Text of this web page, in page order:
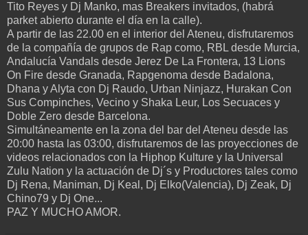
Tito Reyes y Dj Manko, mas Breakers invitados, (habrá
parket abierto durante el día en la calle).
A partir de las 22.00 en el interior del Ateneu, disfrutaremos
de la compañía de grupos de Rap como, RBL desde Murcia,
Andalucía Vandals desde Jerez De La Frontera, 13 Lions
On Fire desde Granada, Rapgenoma desde Badalona,
Dhana y Alyta con Dj Raudo, Urban Ninjazz, Hurakan Con
Sus Compinches, Vecino y Shaka Leur, Los Secuaces y
Doble Zero desde Barcelona.
Simultáneamente en la zona del bar del Ateneu desde las
20:00 hasta las 03:00, disfrutaremos de las proyecciones de
videos relacionados con la Hiphop Kulture y la Universal
Zulu Nation y la actuación de Dj´s y Productores tales como
Dj Rena, Maniman, Dj Keal, Dj Elko(Valencia), Dj Zeak, Dj
Chino79 y Dj One...
PAZ Y MUCHO AMOR.